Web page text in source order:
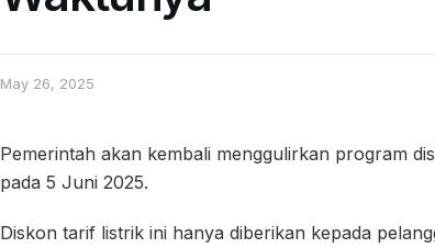
May 26, 2025
Pemerintah akan kembali menggulirkan program
pada 5 Juni 2025.
Diskon tarif listrik ini hanya diberikan kepada